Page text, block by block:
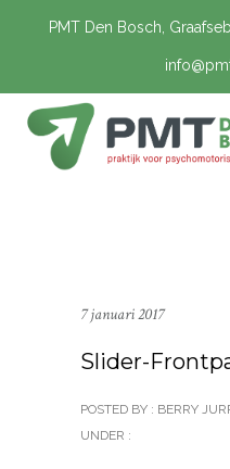
PMT Den Bosch,
7 januari 2017
Slider-
POSTED BY : BERRY
UNDER :